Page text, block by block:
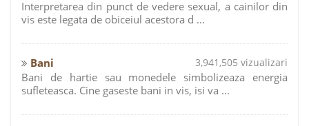
Interpretarea din punct de vedere sexual, a cainilor din
vis este legata de obiceiul acestora d ...
Bani 3,941,505 vizualizari
Bani de hartie sau monedele simbolizeaza energia
sufleteasca. Cine gaseste bani in vis, isi va ...